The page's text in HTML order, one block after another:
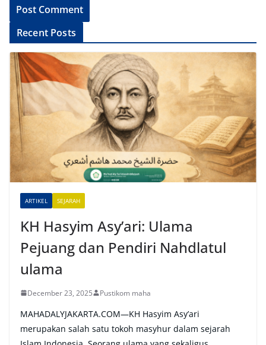
l
t
v
Recent Posts
ARTIKEL SEJARAH
KH Hasyim Asy’ari: Ulama
Pejuang dan Pendiri Nahdlatul
ulama
December 23, 2025 Pustikom maha
MAHADALYJAKARTA.COM—KH Hasyim Asy’ari
merupakan salah satu tokoh masyhur dalam sejarah